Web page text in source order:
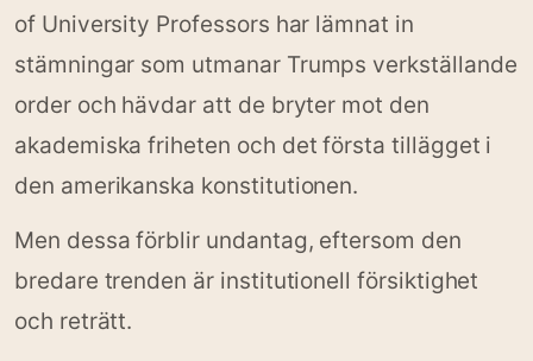
of University Professors har lämnat in
stämningar som utmanar Trumps verkställande
order och hävdar att de bryter mot den
akademiska friheten och det första tillägget i
den amerikanska konstitutionen.
Men dessa förblir undantag, eftersom den
bredare trenden är institutionell försiktighet
och reträtt.